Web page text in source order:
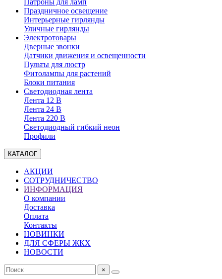
Патроны для ламп
Праздничное освещение
Интерьерные гирлянды
Уличные гирлянды
Электротовары
Дверные звонки
Датчики движения и освещенности
Пульты для люстр
Фитолампы для растений
Блоки питания
Светодиодная лента
Лента 12 В
Лента 24 В
Лента 220 В
Светодиодный гибкий неон
Профили
КАТАЛОГ
АКЦИИ
СОТРУДНИЧЕСТВО
ИНФОРМАЦИЯ
О компании
Доставка
Оплата
Контакты
НОВИНКИ
ДЛЯ СФЕРЫ ЖКХ
НОВОСТИ
×